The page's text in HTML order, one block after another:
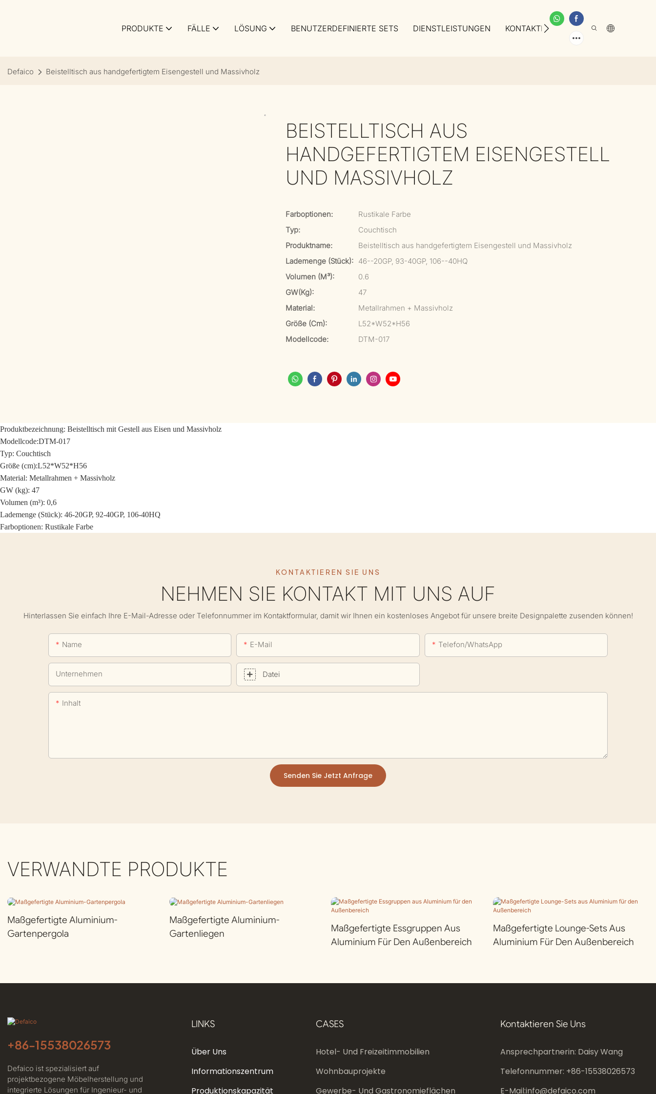
PRODUKTE FÄLLE LÖSUNG BENUTZERDEFINIERTE SETS DIENSTLEISTUNGEN KONTAKTIEREN SIE UNS ÜBER UNS
Defaico Beistelltisch aus handgefertigtem Eisengestell und Massivholz
BEISTELLTISCH AUS
HANDGEFERTIGTEM EISENGESTELL
UND MASSIVHOLZ
Farboptionen:
Rustikale Farbe
Typ:
Couchtisch
Produktname:
Beistelltisch aus handgefertigtem Eisengestell und Massivholz
Lademenge (Stück): 46--20GP, 93-40GP, 106--40HQ
Volumen (m³):
0.6
GW(kg):
47
Material:
Metallrahmen + Massivholz
Größe (cm):
L52*W52*H56
Modellcode:
DTM-017
Produktbezeichnung: Beistelltisch mit Gestell aus Eisen und Massivholz
Modellcode:DTM-017
Typ: Couchtisch
Größe (cm):L52*W52*H56
Material: Metallrahmen + Massivholz
GW (kg): 47
Volumen (m³): 0,6
Lademenge (Stück): 46-20GP, 92-40GP, 106-40HQ
Farboptionen: Rustikale Farbe
KONTAKTIEREN SIE UNS
NEHMEN SIE KONTAKT MIT UNS AUF
Hinterlassen Sie einfach Ihre E-Mail-Adresse oder Telefonnummer im Kontaktformular, damit wir Ihnen ein kostenloses Angebot für unsere breite Designpalette zusenden können!
Name E-Mail Telefon/WhatsApp
Unternehmen Datei
Inhalt
Senden Sie Jetzt Anfrage
VERWANDTE PRODUKTE
Maßgefertigte Aluminium-
Gartenpergola
Maßgefertigte Aluminium-
Gartenliegen
Maßgefertigte Essgruppen Aus
Aluminium Für Den Außenbereich
Maßgefertigte Lounge-Sets Aus
Aluminium Für Den Außenbereich
+86-15538026573
Defaico ist spezialisiert auf
projektbezogene Möbelherstellung und
integrierte Lösungen für Ingenieur- und
LINKS
Über Uns
Informationszentrum
Produktionskapazität
CASES
Hotel- Und Freizeitimmobilien
Wohnbauprojekte
Gewerbe- Und Gastronomieflächen
Kontaktieren Sie Uns
Ansprechpartnerin: Daisy Wang
Telefonnummer: +86-15538026573
E-Mail:info@defaico.com